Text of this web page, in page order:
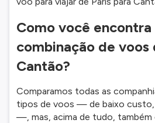
Como você
combinação de voos
Cantão?
Comparamos todas as
tipos de voos — de baixo custo,
—, mas, acima de tudo,